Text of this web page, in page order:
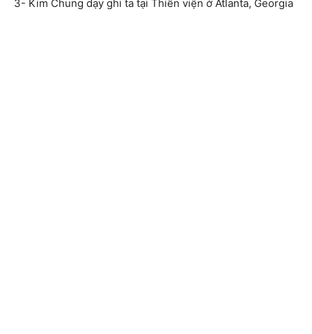
3- Kim Chung dạy ghi ta tại Thiền viện ở Atlanta, Georgia